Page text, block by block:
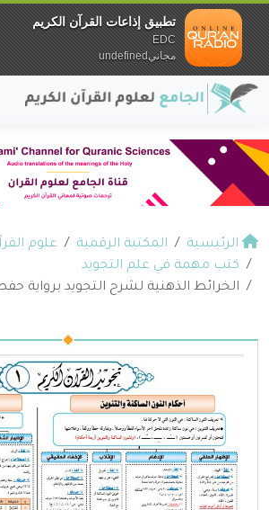
الرئيسية المكتبة الرقمية
علوم
كتب مهمة في علم التجويد
الخرائط الذهنية لشرح التجويد
تطبيق إذاعات القرآن الكريم
EDC
مجانيundefined